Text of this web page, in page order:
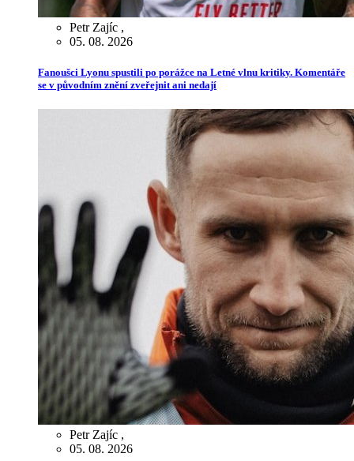
Petr Zajíc ,
05. 08. 2026
Fanoušci Lyonu spustili po porážce na Letné vlnu kritiky. Komentáře
se v původním znění zveřejnit ani nedají
Petr Zajíc ,
05. 08. 2026